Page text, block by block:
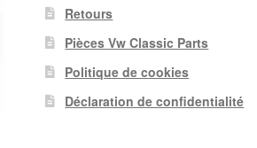
Retours
Pièces Vw Classic Parts
Politique de cookies
Déclaration de confidentialité